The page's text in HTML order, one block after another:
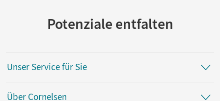
Potenziale entfalten
Unser Service für Sie
Über Cornelsen